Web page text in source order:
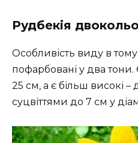
Рудбекія
Особливість виду в
пофарбовані у два
25 см, а є більш високі –
суцвіттями до 7 см у